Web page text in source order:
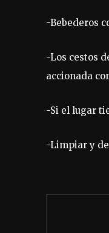
-Bebederos
-Los cestos
accionada
-Si el lugar
-Limpiar y